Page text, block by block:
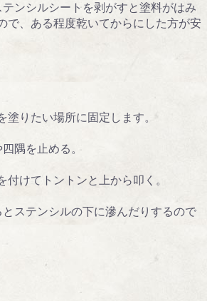
ンシルシートを剥がすと塗料がはみ
で、ある程度乾いてからにした方が安
塗りたい場所に固定します。
隅を止める。
付けてトントンと上から叩く。
ステンシルの下に滲んだりするので